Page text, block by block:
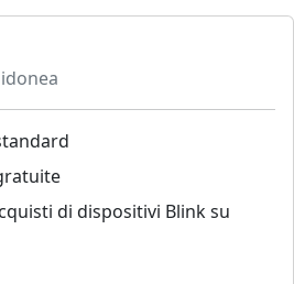
di dispositivi Blink su